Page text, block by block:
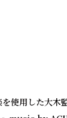
使用した大木